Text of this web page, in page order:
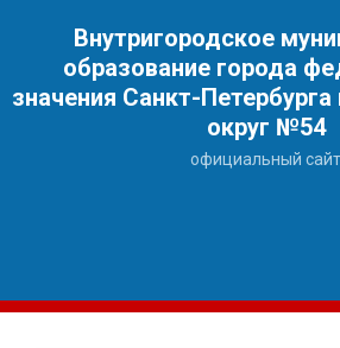
Внутригородское
образование города
значения Санкт-
округ №54
официальный сайт